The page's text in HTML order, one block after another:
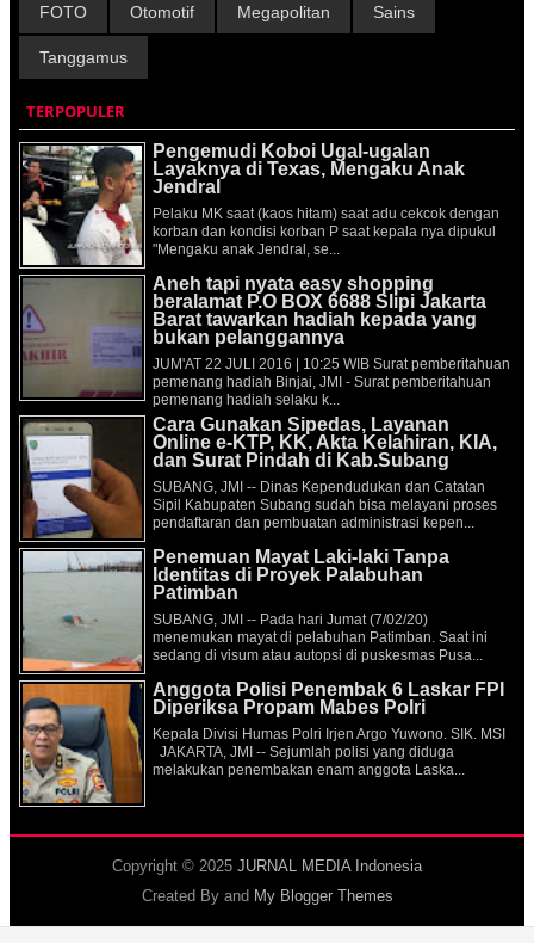
FOTO Otomotif Megapolitan Sains
Tanggamus
TERPOPULER
Pengemudi Koboi Ugal-ugalan
Layaknya di Texas, Mengaku Anak
Jendral
Pelaku MK saat (kaos hitam) saat adu cekcok dengan
korban dan kondisi korban P saat kepala nya dipukul
"Mengaku anak Jendral, se...
Aneh tapi nyata easy shopping
beralamat P.O BOX 6688 Slipi Jakarta
Barat tawarkan hadiah kepada yang
bukan pelanggannya
JUM'AT 22 JULI 2016 | 10:25 WIB Surat pemberitahuan
pemenang hadiah Binjai, JMI - Surat pemberitahuan
pemenang hadiah selaku k...
Cara Gunakan Sipedas, Layanan
Online e-KTP, KK, Akta Kelahiran, KIA,
dan Surat Pindah di Kab.Subang
SUBANG, JMI -- Dinas Kependudukan dan Catatan
Sipil Kabupaten Subang sudah bisa melayani proses
pendaftaran dan pembuatan administrasi kepen...
Penemuan Mayat Laki-laki Tanpa
Identitas di Proyek Palabuhan
Patimban
SUBANG, JMI -- Pada hari Jumat (7/02/20)
menemukan mayat di pelabuhan Patimban. Saat ini
sedang di visum atau autopsi di puskesmas Pusa...
Anggota Polisi Penembak 6 Laskar FPI
Diperiksa Propam Mabes Polri
Kepala Divisi Humas Polri Irjen Argo Yuwono. SIK. MSI
JAKARTA, JMI -- Sejumlah polisi yang diduga
melakukan penembakan enam anggota Laska...
Copyright © 2025 JURNAL MEDIA Indonesia
Created By and My Blogger Themes